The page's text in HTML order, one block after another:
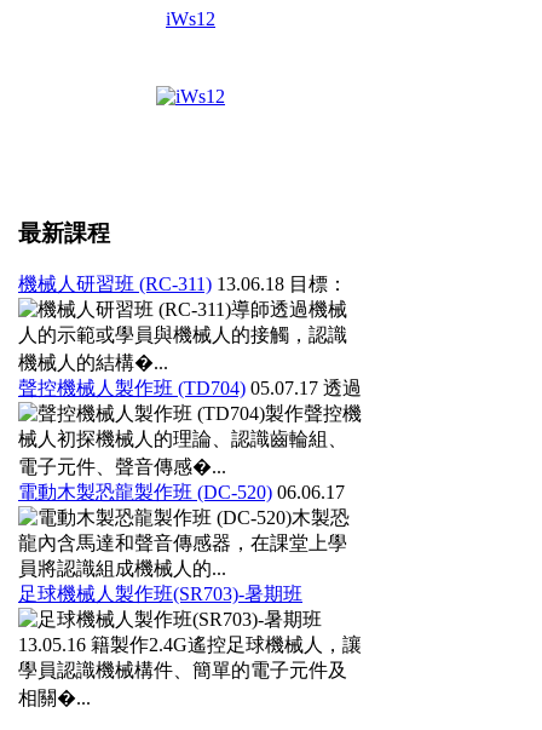
iWs12
最新課程
機械人研習班 (RC-311) 13.06.18 目標：
導師透過機械
人的示範或學員與機械人的接觸，認識
機械人的結構�...
聲控機械人製作班 (TD704) 05.07.17 透過
製作聲控機
械人初探機械人的理論、認識齒輪組、
電子元件、聲音傳感�...
電動木製恐龍製作班 (DC-520) 06.06.17
木製恐
龍內含馬達和聲音傳感器，在課堂上學
員將認識組成機械人的...
足球機械人製作班(SR703)-暑期班
13.05.16 籍製作2.4G遙控足球機械人，讓
學員認識機械構件、簡單的電子元件及
相關�...